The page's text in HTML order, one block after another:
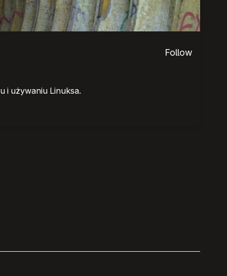
Follow
i używaniu Linuksa.